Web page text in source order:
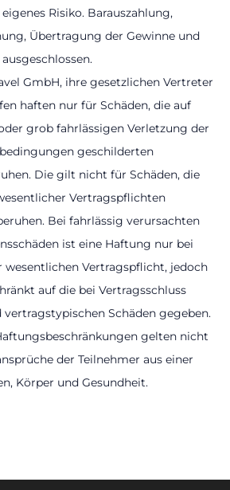
Risiko. Barauszahlung,
Übertragung der Gewinne und
GmbH, ihre gesetzlichen Vertreter
haften nur für Schäden, die auf
grob fahrlässigen Verletzung der
geschilderten
Die gilt nicht für Schäden, die
Vertragspflichten
Bei fahrlässig verursachten
ist eine Haftung nur bei
wesentlichen Vertragspflicht, jedoch
auf die bei Vertragsschluss
Schäden gegeben.
gelten nicht
der Teilnehmer aus einer
Körper und Gesundheit.